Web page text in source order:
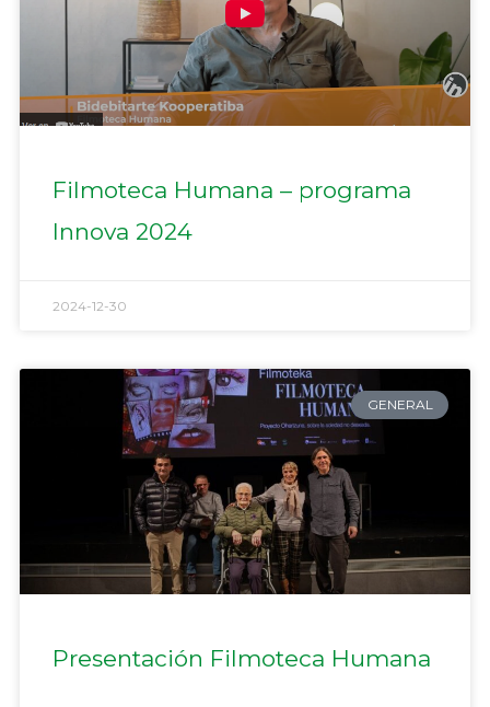
Filmoteca Humana – programa
Innova 2024
2024-12-30
GENERAL
Presentación Filmoteca Humana